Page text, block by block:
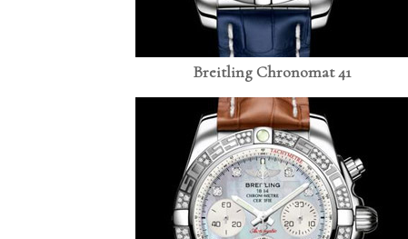
Breitling Chronomat 41